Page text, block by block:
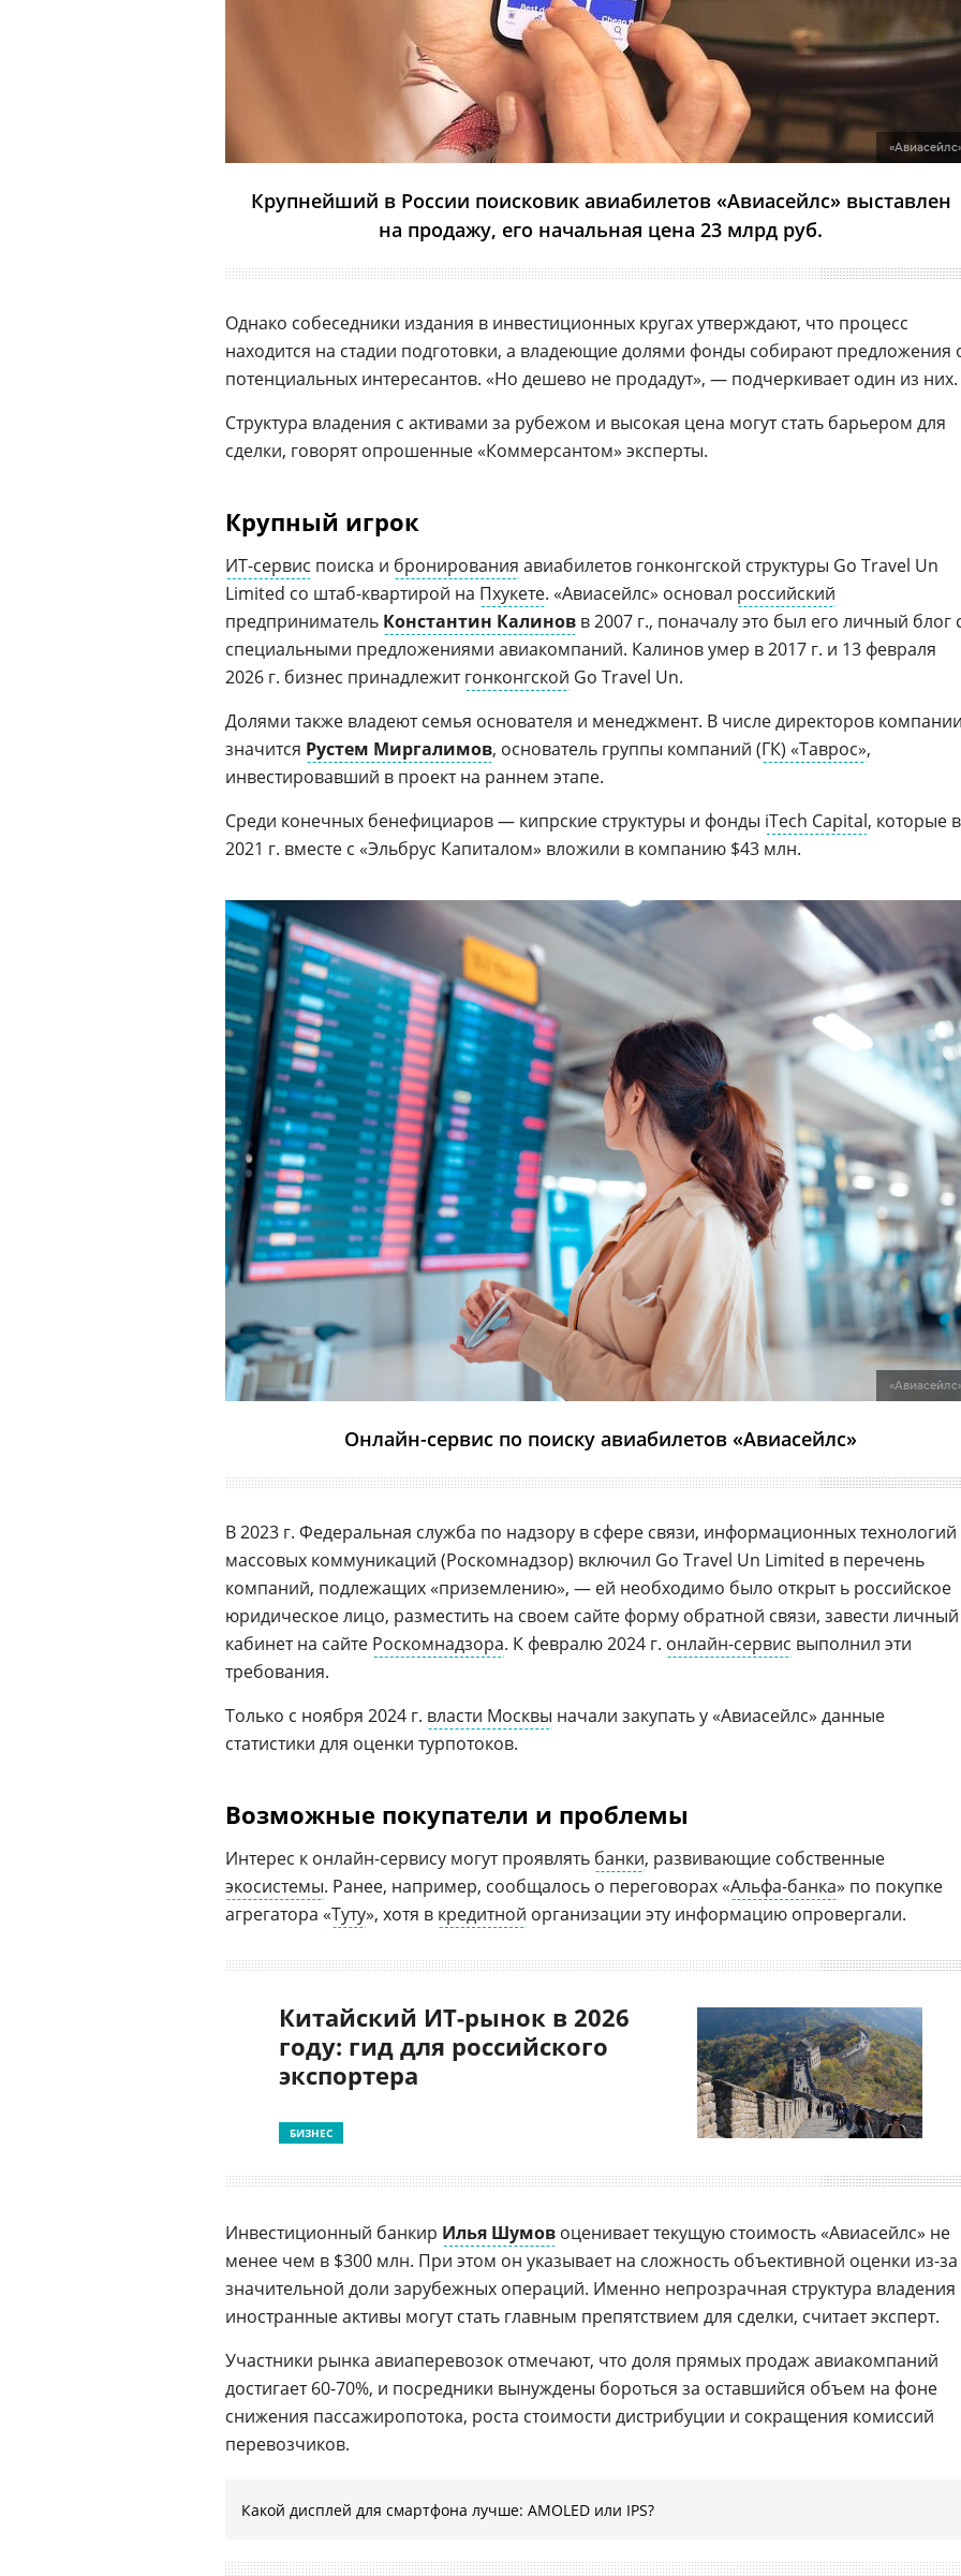
Крупнейший в России поисковик авиабилетов «Авиасейлс» выставлен
на продажу, его начальная цена 23 млрд руб.
Однако собеседники издания в инвестиционных кругах утверждают, что процесс
находится на стадии подготовки, а владеющие долями фонды собирают предложения
потенциальных интересантов. «Но дешево не продадут», — подчеркивает один из них.
Структура владения с активами за рубежом и высокая цена могут стать барьером для
сделки, говорят опрошенные «Коммерсантом» эксперты.
Крупный игрок
ИТ-сервис поиска и бронирования авиабилетов гонконгской структуры Go Travel Un
Limited со штаб-квартирой на Пхукете. «Авиасейлс» основал российский
предприниматель Константин Калинов в 2007 г., поначалу это был его личный блог
специальными предложениями авиакомпаний. Калинов умер в 2017 г. и 13 февраля
2026 г. бизнес принадлежитгонконгской Go Travel Un.
Долями также владеют семья основателя и менеджмент. В числе директоров
значится Рустем Миргалимов, основатель группы компаний (ГК) «Таврос»,
инвестировавший в проект на раннем этапе.
Среди конечных бенефициаров — кипрские структуры и фонды iTech Capital, которые в
2021 г. вместе с «Эльбрус Капиталом» вложили в компанию $43 млн.
Онлайн-сервис по поиску авиабилетов «Авиасейлс»
В 2023 г. Федеральная служба по надзору в сфере связи, информационных технологий
массовых коммуникаций (Роскомнадзор) включил Go Travel Un Limited в перечень
компаний, подлежащих «приземлению», — ей необходимо было открыт ь российское
юридическое лицо, разместить на своем сайте форму обратной связи, завести личный
кабинет на сайте Роскомнадзора. К февралю 2024 г. онлайн-сервис выполнил эти
требования.
Только с ноября 2024 г. власти Москвы начали закупать у «Авиасейлс» данные
статистики для оценки турпотоков.
Возможные покупатели и проблемы
Интерес к онлайн-сервису могут проявлять банки, развивающие собственные
экосистемы. Ранее, например, сообщалось о переговорах «Альфа-банка» по покупке
агрегатора «Туту», хотя в кредитной организации эту информацию опровергали.
Китайский ИТ-рынок в 2026
году: гид для российского
экспортера
БИЗНЕС
Инвестиционный банкир Илья Шумов оценивает текущую стоимость «Авиасейлс» не
менее чем в $300 млн. При этом он указывает на сложность объективной оценки из-за
значительной доли зарубежных операций. Именно непрозрачная структура владения
иностранные активы могут стать главным препятствием для сделки, считает эксперт.
Участники рынка авиаперевозок отмечают, что доля прямых продаж авиакомпаний
достигает 60-70%, и посредники вынуждены бороться за оставшийся объем на фоне
снижения пассажиропотока, роста стоимости дистрибуции и сокращения комиссий
перевозчиков.
Какой дисплей для смартфона лучше: AMOLED или IPS?